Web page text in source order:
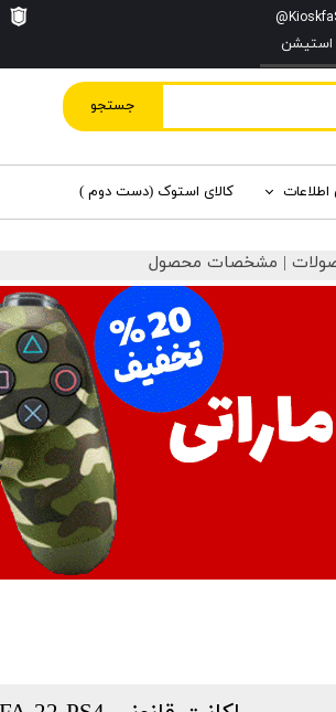
جستجو
استیشن
کالای استوک (دست دوم )
| مشخصات محصول